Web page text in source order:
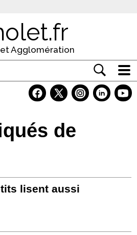
Agglomération
de
lisent aussi